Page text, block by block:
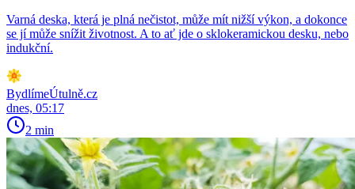
Varná deska, která je plná nečistot, může mít nižší výkon, a dokonce
se jí může snížit životnost. A to ať jde o sklokeramickou desku, nebo
indukční.
BydlímeÚtulně.cz
dnes, 05:17
2 min